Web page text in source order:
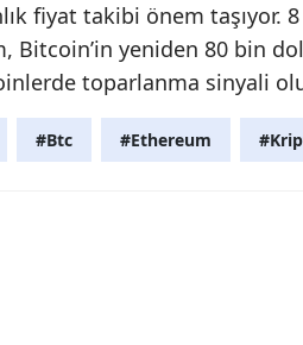
fiyat takibi önem taşıyor. 8
Bitcoin’in yeniden 80 bin
toparlanma sinyali
#Btc #Ethereum